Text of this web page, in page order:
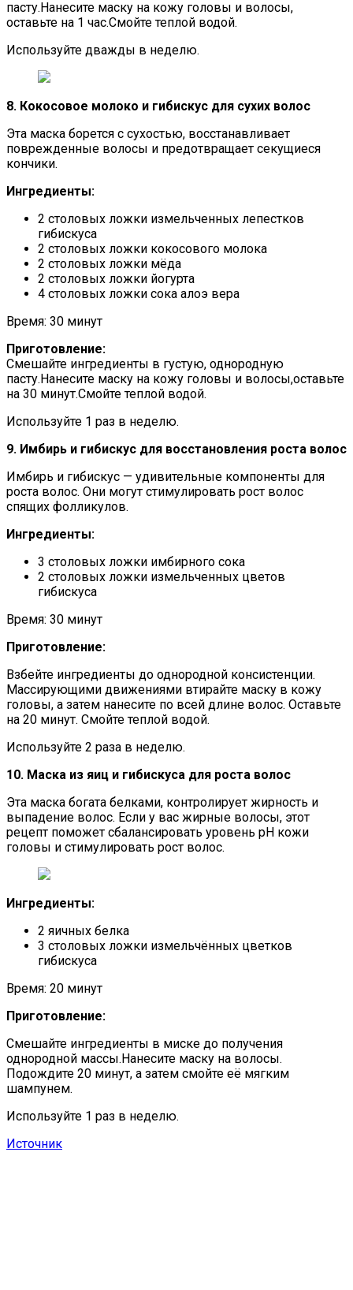
пасту.Нанесите маску на кожу головы и волосы,
оставьте на 1 час.Смойте теплой водой.
Используйте дважды в неделю.
8. Кокосовое молоко и гибискус для сухих волос
Эта маска борется с сухостью, восстанавливает
поврежденные волосы и предотвращает секущиеся
кончики.
Ингредиенты:
2 столовых ложки измельченных лепестков
гибискуса
2 столовых ложки кокосового молока
2 столовых ложки мёда
2 столовых ложки йогурта
4 столовых ложки сока алоэ вера
Время: 30 минут
Приготовление:
Смешайте ингредиенты в густую, однородную
пасту.Нанесите маску на кожу головы и волосы,оставьте
на 30 минут.Смойте теплой водой.
Используйте 1 раз в неделю.
9. Имбирь и гибискус для восстановления роста волос
Имбирь и гибискус — удивительные компоненты для
роста волос. Они могут стимулировать рост волос
спящих фолликулов.
Ингредиенты:
3 столовых ложки имбирного сока
2 столовых ложки измельченных цветов
гибискуса
Время: 30 минут
Приготовление:
Взбейте ингредиенты до однородной консистенции.
Массирующими движениями втирайте маску в кожу
головы, а затем нанесите по всей длине волос. Оставьте
на 20 минут. Смойте теплой водой.
Используйте 2 раза в неделю.
10. Маска из яиц и гибискуса для роста волос
Эта маска богата белками, контролирует жирность и
выпадение волос. Если у вас жирные волосы, этот
рецепт поможет сбалансировать уровень рН кожи
головы и стимулировать рост волос.
Ингредиенты:
2 яичных белка
3 столовых ложки измельчённых цветков
гибискуса
Время: 20 минут
Приготовление:
Смешайте ингредиенты в миске до получения
однородной массы.Нанесите маску на волосы.
Подождите 20 минут, а затем смойте её мягким
шампунем.
Используйте 1 раз в неделю.
Источник